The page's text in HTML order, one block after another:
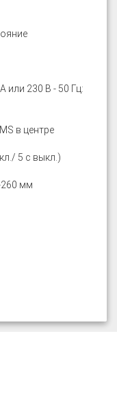
или 230 В - 50 Гц:
в центре
5 с выкл.)
мм